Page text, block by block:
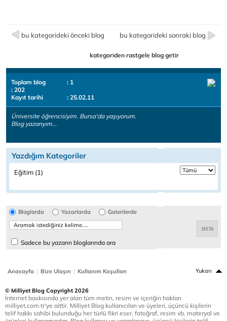
bu kategorideki önceki blog bu kategorideki sonraki blog
kategoriden rastgele blog getir
Toplam blog
: 1
: 202
Kayıt tarihi
: 25.02.11
Üniversite öğrencisiyim. Bursa'da yaşıyorum.
Blog yazarıyım...
Yazdığım Kategoriler
Eğitim (1)
Bloglarda Yazarlarda Galerilerde
Sadece bu yazarın bloglarında ara
Anasayfa | Bize Ulaşın | Kullanım Koşulları Yukarı
© Milliyet Blog Copyright 2026
İnternet baskısında yer alan tüm metin, resim ve içeriğin hakları
milliyet.com.tr'ye aittir. Milliyet Blog kullanıcıları ve üyeleri, üçüncü kişilerin
telif hakkı sahibi bulunduğu her türlü fikri eser, fotoğraf, resim vb. materyal ve